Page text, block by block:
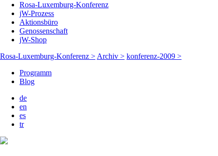
Rosa-Luxemburg-Konferenz
jW-Prozess
Aktionsbüro
Genossenschaft
jW-Shop
Rosa-Luxemburg-Konferenz > Archiv > konferenz-2009 >
Programm
Blog
de
en
es
tr